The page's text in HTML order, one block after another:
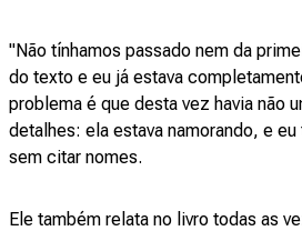
"Não tínhamos passado nem da
do texto e eu já estava
problema é que desta vez havia não
detalhes: ela estava namorando, e
sem citar nomes.
Ele também relata no livro todas as